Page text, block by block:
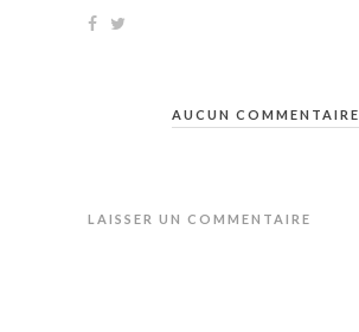
AUCUN COMMENTAIRE
LAISSER UN COMMENTAIRE